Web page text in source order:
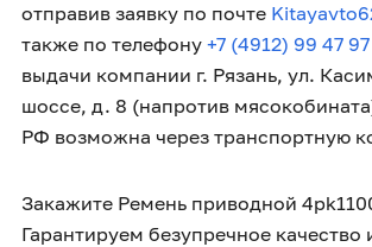
отправив заявку по почте
также по телефону +7 (4912) 99 47 97
выдачи компании г. Рязань, ул.
шоссе, д. 8 (напротив
РФ возможна через транспортную
Закажите Ремень приводной
Гарантируем безупречное